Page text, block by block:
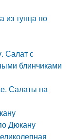
из тунца по
Салат с
блинчиками
Салаты на
Дюкану